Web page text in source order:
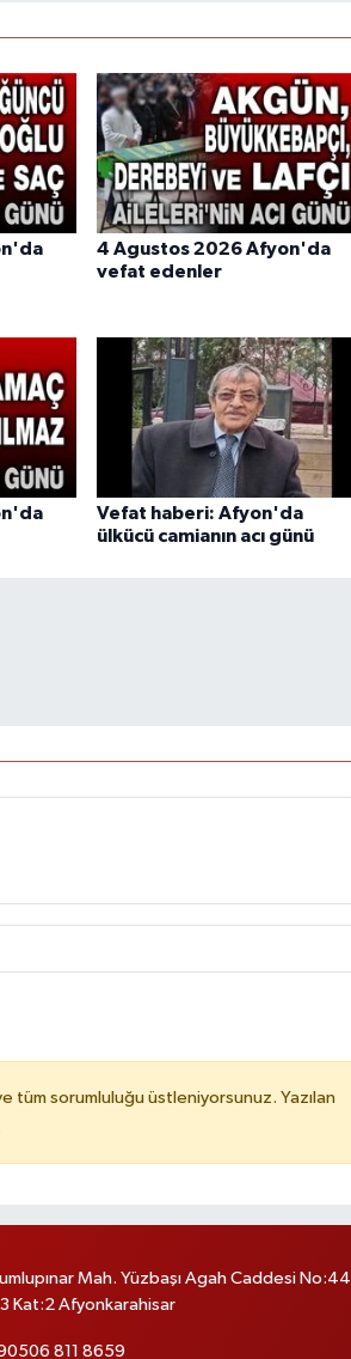
4 Agustos 2026 Afyon'da
vefat edenler
Vefat haberi: Afyon'da
ülkücü camianın acı günü
tüm sorumluluğu üstleniyorsunuz. Yazılan
Mah. Yüzbaşı Agah Caddesi No:44
Kat:2 Afyonkarahisar
811 8659